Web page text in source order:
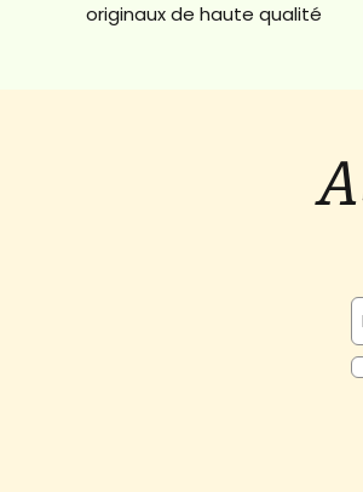
originaux de haute qualité